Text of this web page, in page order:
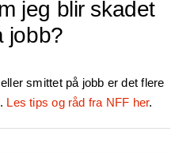
jeg blir skadet
jobb?
smittet på jobb er det flere
Les tips og råd fra NFF her.